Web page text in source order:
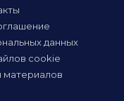
данных
cookie
материалов